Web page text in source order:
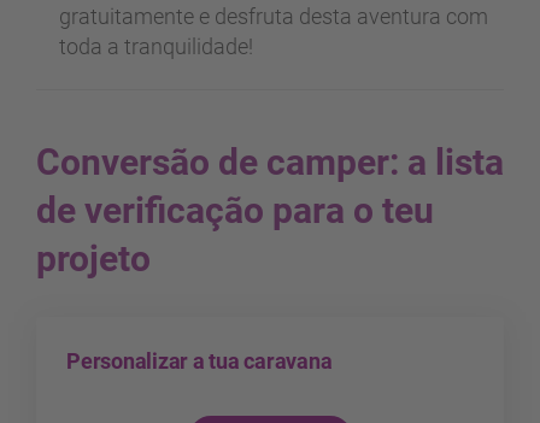
gratuitamente e desfruta desta aventura com
toda a tranquilidade!
Conversão de camper: a lista
de verificação para o teu
projeto
Personalizar a tua caravana